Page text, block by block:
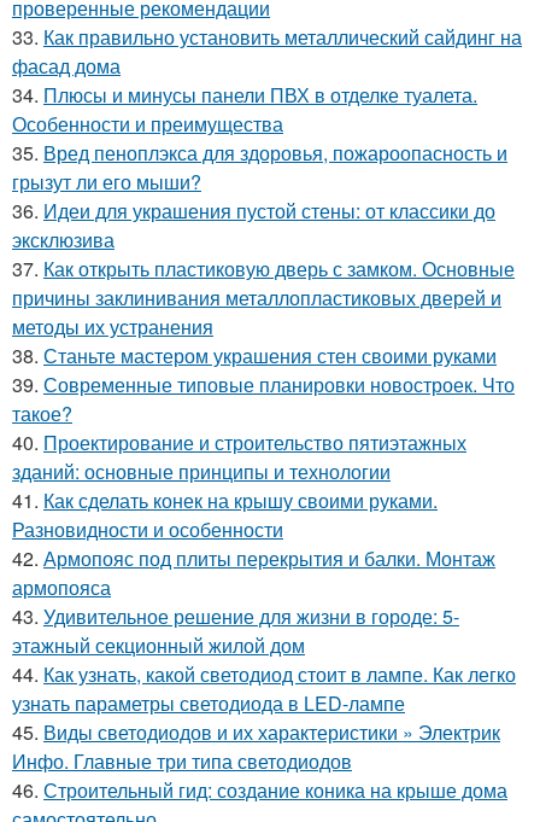
проверенные рекомендации
33. Как правильно установить металлический сайдинг на
фасад дома
34. Плюсы и минусы панели ПВХ в отделке туалета.
Особенности и преимущества
35. Вред пеноплэкса для здоровья, пожароопасность и
грызут ли его мыши?
36. Идеи для украшения пустой стены: от классики до
эксклюзива
37. Как открыть пластиковую дверь с замком. Основные
причины заклинивания металлопластиковых дверей и
методы их устранения
38. Станьте мастером украшения стен своими руками
39. Современные типовые планировки новостроек. Что
такое?
40. Проектирование и строительство пятиэтажных
зданий: основные принципы и технологии
41. Как сделать конек на крышу своими руками.
Разновидности и особенности
42. Армопояс под плиты перекрытия и балки. Монтаж
армопояса
43. Удивительное решение для жизни в городе: 5-
этажный секционный жилой дом
44. Как узнать, какой светодиод стоит в лампе. Как легко
узнать параметры светодиода в LED-лампе
45. Виды светодиодов и их характеристики » Электрик
Инфо. Главные три типа светодиодов
46. Строительный гид: создание коника на крыше дома